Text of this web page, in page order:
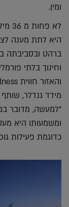
ומין.
לא
היא לתת מענה
ברהט ובסביבתה
וחינוך בלתי
"למעשה, מדובר
ומשמעותו היא
כדוגמת פעילות